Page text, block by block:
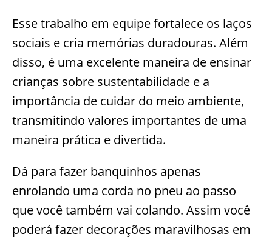
Esse trabalho em equipe fortalece os laços
sociais e cria memórias duradouras. Além
disso, é uma excelente maneira de ensinar
crianças sobre sustentabilidade e a
importância de cuidar do meio ambiente,
transmitindo valores importantes de uma
maneira prática e divertida.
Dá para fazer banquinhos apenas
enrolando uma corda no pneu ao passo
que você também vai colando. Assim você
poderá fazer decorações maravilhosas em